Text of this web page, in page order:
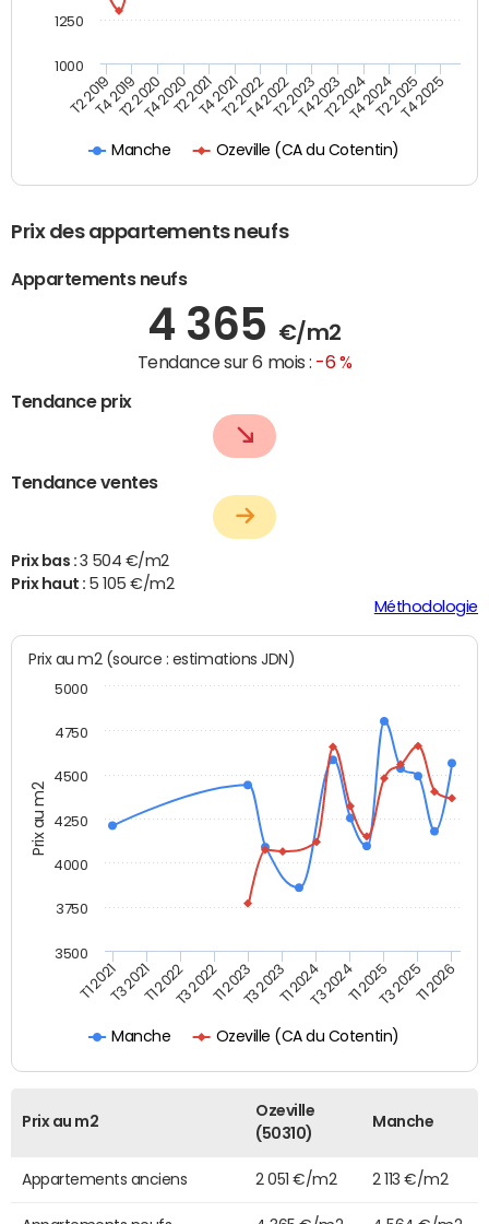
Manche Ozeville (CA du Cotentin)
T2 2019T4 2019T2 2020T4 2020T2 2021T4 2021T2 2022T4 2022T2 2023T4 2023T2 2024T4 2024T2 2025T4 2025
1000
1250
Prix des appartements neufs
Appartements neufs
4 365 €/m2
Tendance sur 6 mois : -6 %
Tendance prix
Tendance ventes
Prix bas : 3 504 €/m2
Prix haut : 5 105 €/m2
Méthodologie
Prix au m2
Prix au m2 (source : estimations JDN)
Manche Ozeville (CA du Cotentin)
T1 2021T3 2021T1 2022T3 2022T1 2023T3 2023T1 2024T3 2024T1 2025T3 2025T1 2026
3500
3750
4000
4250
4500
4750
5000
Prix au m2
Ozeville
(50310)
Manche
Appartements anciens 2 051 €/m2 2 113 €/m2